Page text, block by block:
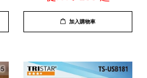
EDS-G2020)
加入購物車